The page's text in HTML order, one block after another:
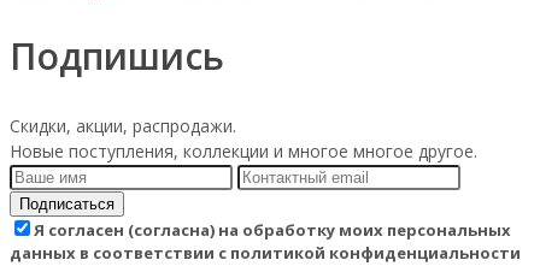
Подпишись
Скидки, акции, распродажи.
Новые поступления, коллекции и многое многое другое.
Подписаться
Я согласен (согласна) на обработку моих персональных
данных в соответствии с политикой конфиденциальности